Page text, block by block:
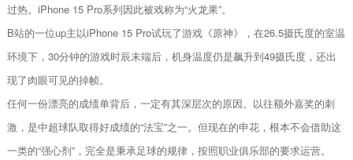
过热。iPhone 15 Pro系列因此被戏称为“火龙果”。
B站的一位up主以iPhone 15 Pro试玩了游戏《原神》，在26.5摄氏度的室温
环境下，30分钟的游戏时辰末端后，机身温度仍是飙升到49摄氏度，还出
现了肉眼可见的掉帧。
任何一份漂亮的成绩单背后，一定有其深层次的原因。以往额外嘉奖的刺
激，是中超球队取得好成绩的“法宝”之一。但现在的申花，根本不会借助这
一类的“强心剂”，完全是秉承足球的规律，按照职业俱乐部的要求运营。